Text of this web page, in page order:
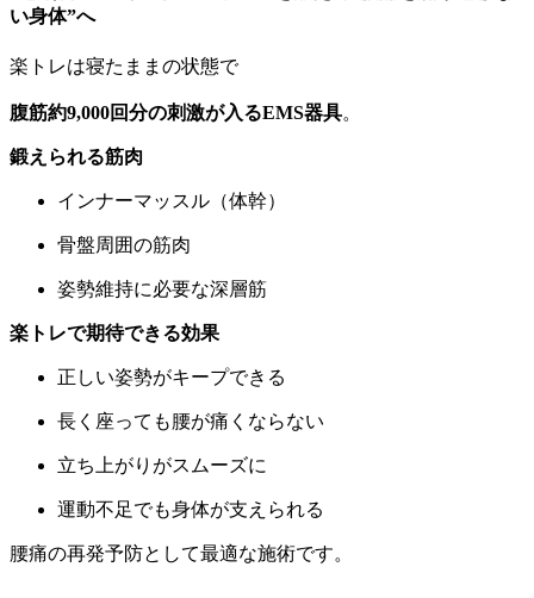
い身体”へ
楽トレは寝たままの状態で
腹筋約9,000回分の刺激が入るEMS器具。
鍛えられる筋肉
インナーマッスル（体幹）
骨盤周囲の筋肉
姿勢維持に必要な深層筋
楽トレで期待できる効果
正しい姿勢がキープできる
長く座っても腰が痛くならない
立ち上がりがスムーズに
運動不足でも身体が支えられる
腰痛の再発予防として最適な施術です。